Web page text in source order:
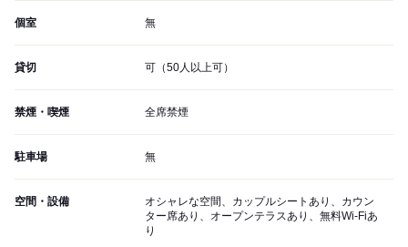
個室 無
貸切 可（50人以上可）
禁煙・喫煙 全席禁煙
駐車場 無
空間・設備
オシャレな空間、カップルシートあり、カウン
ター席あり、オープンテラスあり、無料Wi-Fiあ
り